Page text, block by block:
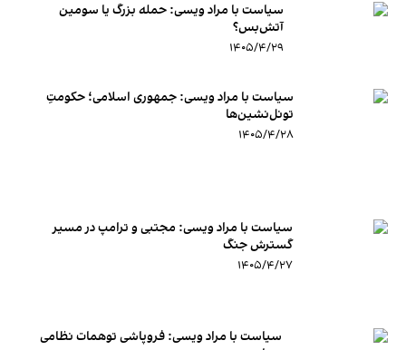
سیاست با مراد ویسی: حمله بزرگ یا سومین
آتش‌بس؟
۱۴۰۵/۴/۲۹
سیاست با مراد ویسی: جمهوری اسلامی؛ حکومتِ
تونل‌نشین‌ها
۱۴۰۵/۴/۲۸
سیاست با مراد ویسی: مجتبی و ترامپ در مسیر
گسترش جنگ
۱۴۰۵/۴/۲۷
سیاست با مراد ویسی: فروپاشی توهمات نظامی